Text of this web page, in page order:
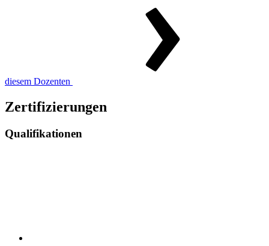
diesem Dozenten
Zertifizierungen
Qualifikationen